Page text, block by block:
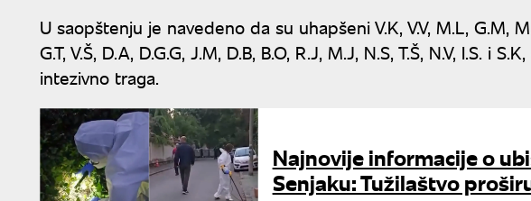
U saopštenju je navedeno da su uhapšeni V.K, V.V, M.L, G.M,
G.T, V.Š, D.A, D.G.G, J.M, D.B, B.O, R.J, M.J, N.S, T.Š, N.V, I.S. i
intezivno traga.
Najnovije informacije o
Senjaku: Tužilaštvo